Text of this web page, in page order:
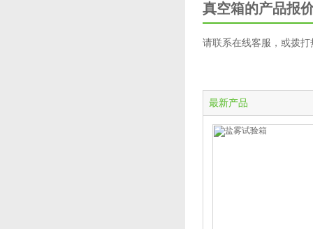
真空箱的产品报
请联系在线客服，或拨打
最新产品